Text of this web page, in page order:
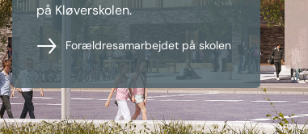
på Kløverskolen.
Forældresamarbejdet på skolen